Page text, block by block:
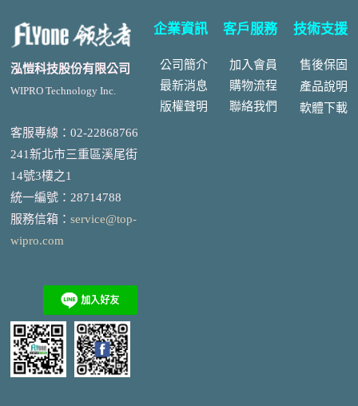
泓愷科技股份有限公司
WIPRO Technology Inc.
客服專線：02-22868766
241新北市三重區溪尾街
14號3樓之1
統一編號 ： 28714788
服務信箱： service@top-
wipro.com
企業資訊
公司簡介
最新消息
版權聲明
客戶服務
加入會員
購物流程
聯絡我們
技術支援
售後保固
產品說明
軟體下載